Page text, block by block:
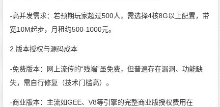
-高并发需求：若预期玩家超过500人，需选择4核8G以上配置，带
宽10M起步，月租约500-1000元。
2.版本授权与源码成本
-免费版本：网上流传的“残端”虽免费，但普遍存在漏洞、功能缺
失，需自行修复（技术门槛高）。
-商业版本：主流如GEE、V8等引擎的完整商业版授权费用在